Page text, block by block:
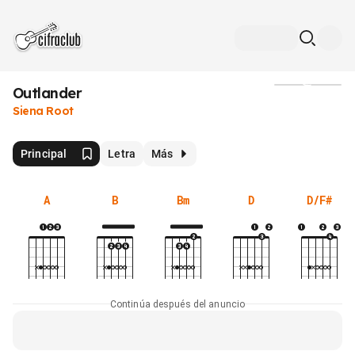
Outlander
Siena Root
Principal Letra Más
A B Bm D D/F#
Continúa después del anuncio